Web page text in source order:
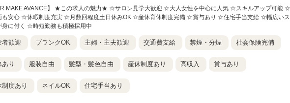
MAKE AVANCE】 ★この求人の魅力★ ☆サロン見学大歓迎 ☆大人女性を中心に人気 ☆スキルアップ可能 ☆
も安心 ☆休暇制度充実 ☆月数回程度土日休みOK ☆産休育休制度完備 ☆賞与あり ☆住宅手当支給 ☆幅広いス
身に付く ☆時短勤務も積極採用中
者歓迎 ブランクOK 主婦・主夫歓迎 交通費支給 禁煙・分煙 社会保険完備
り 服装自由 髪型・髪色自由 産休制度あり 高収入 賞与あり
制度あり ネイルOK 住宅手当あり